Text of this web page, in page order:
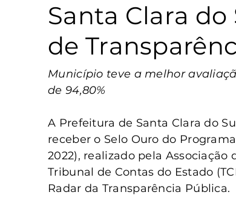
Agricultura Trânsito
Vigilância Turismo
Santa Clara
de
Município teve a melhor
de 94,80%
A Prefeitura de Santa Clara do
receber o Selo Ouro do
2022), realizado pela
Tribunal de Contas do Estado
Radar da Transparência Pública.